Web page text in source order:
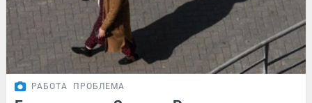
РАБОТА ПРОБЛЕМА